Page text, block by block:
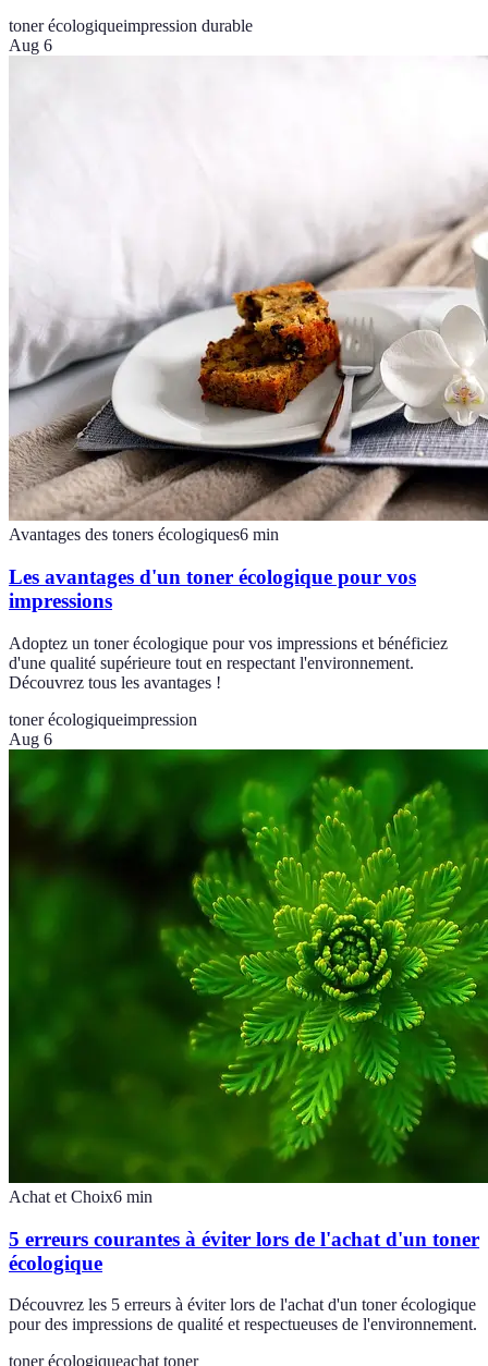
toner écologiqueimpression durable
Aug 6
Avantages des toners écologiques6 min
Les avantages d'un toner écologique pour vos
impressions
Adoptez un toner écologique pour vos impressions et bénéficiez
d'une qualité supérieure tout en respectant l'environnement.
Découvrez tous les avantages !
toner écologiqueimpression
Aug 6
Achat et Choix6 min
5 erreurs courantes à éviter lors de l'achat d'un toner
écologique
Découvrez les 5 erreurs à éviter lors de l'achat d'un toner écologique
pour des impressions de qualité et respectueuses de l'environnement.
toner écologiqueachat toner